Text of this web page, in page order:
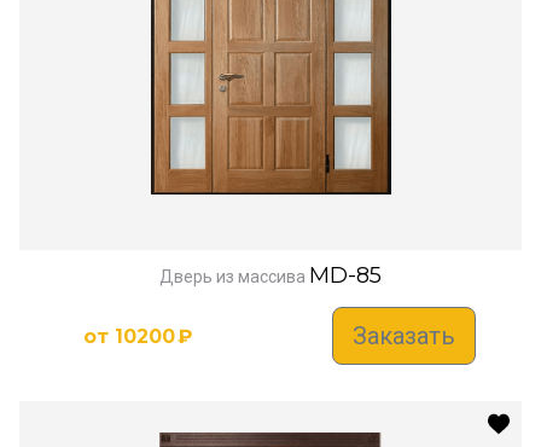
Дверь из массива MD-85
от 10200₽ Заказать